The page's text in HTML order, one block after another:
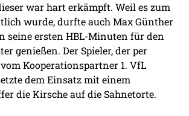
war hart erkämpft. Weil es zum
wurde, durfte auch Max Günther
seine ersten HBL-Minuten für den
genießen. Der Spieler, der per
Kooperationspartner 1. VfL
dem Einsatz mit einem
die Kirsche auf die Sahnetorte.